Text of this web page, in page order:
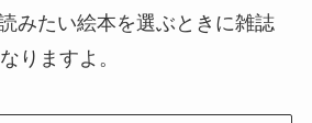
みたい絵本を選ぶときに雑誌
りますよ。